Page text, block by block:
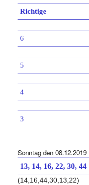
Richtige
6
5
4
3
Sonntag den 08.12.2019
13, 14, 16, 22, 30, 44
(14,16,44,30,13,22)